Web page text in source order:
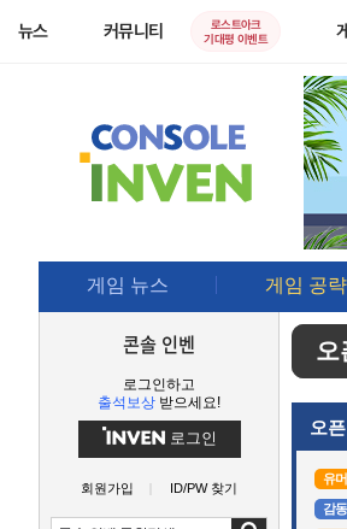
뉴스 커뮤니티
로스트아크
기대평 이벤트
게임 뉴스 게임 공략
콘솔 인벤
로그인하고
출석보상 받으세요!
로그인
회원가입 ID/PW 찾기
오
오
유머
감동